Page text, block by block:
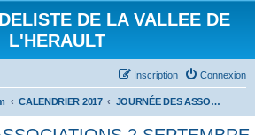
DE LA VALLEE DE
L'HERAULT
Connexion
Inscription
CALENDRIER 2017 JOURNÉE DES ASSOCIATIONS 2 SEPTEMBRE 2017